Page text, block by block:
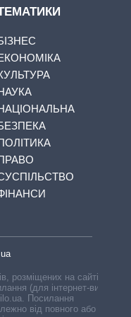
розміщених на сайті,
(для інтернет-видань
Посилання
від повного або